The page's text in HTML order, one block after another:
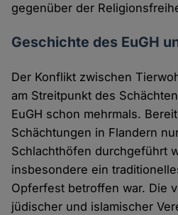
gegenüber der
Geschichte des EuGH
Der Konflikt zwischen
am Streitpunkt des
EuGH schon mehrmals.
Schächtungen in Flandern
Schlachthöfen durchgeführt
insbesondere ein
Opferfest betroffen war. Die
jüdischer und islamischer